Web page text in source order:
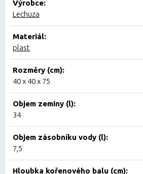
Výrobce:
Lechuza
Materiál:
plast
Rozměry (cm):
40 x 40 x 75
Objem zeminy (l):
34
Objem zásobníku vody (l):
7,5
Hloubka kořenového balu (cm):